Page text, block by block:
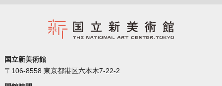
国立新美術館
〒106-8558 東京都港区六本木7-22-2